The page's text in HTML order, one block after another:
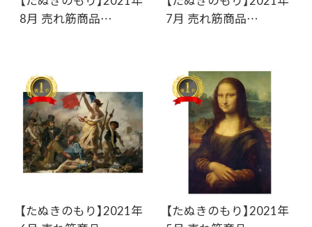
8月 売れ筋商品…
7月 売れ筋商品…
【たぬきのもり】2021年
【たぬきのもり】2021年